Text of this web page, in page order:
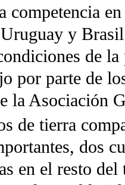
competencia
y
de
por parte de
la Asociación
de tierra
dos
en el resto